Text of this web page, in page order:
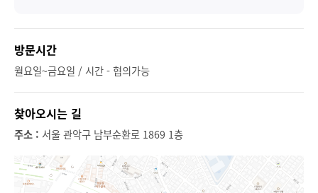
방문시간
월요일~금요일 / 시간 - 협의가능
찾아오시는 길
주소 : 서울 관악구 남부순환로 1869 1층